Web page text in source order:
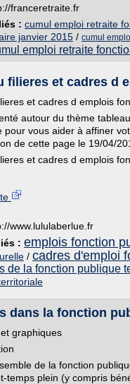
franceretraite.fr
: cumul emploi retraite
janvier 2015 / cumul
emploi retraite
filieres et cadres d
et cadres d emplois
autour du thème
pour vous aider à affiner
de cette page le 19/04/
et cadres d emplois
www.lululaberlue.fr
: emplois fonction
/ cadres d'emploi
de la fonction publique
dans la fonction
graphiques
de la fonction
temps plein (y compris